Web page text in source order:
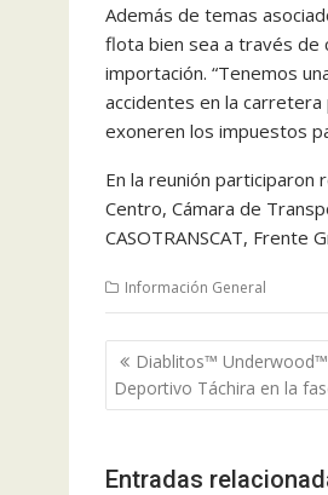
Además de temas
flota bien sea a través de
importación. “Tenemos
accidentes en la
exoneren los impuestos
En la reunión
Centro, Cámara de
CASOTRANSCAT, Frente
Información General
Navegación
de
entradas
Diablitos™
Deportivo Táchira en la
Entradas